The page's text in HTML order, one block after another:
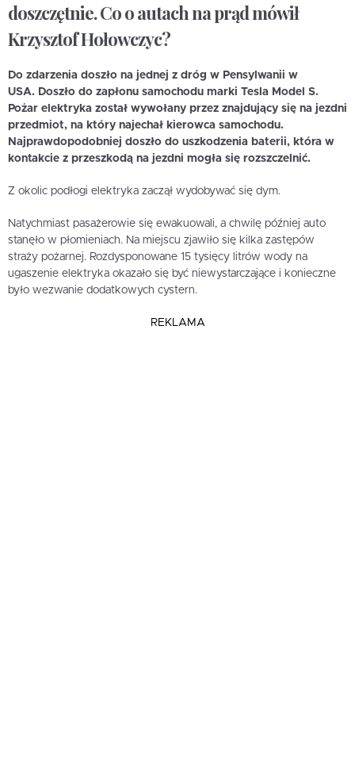
doszczętnie. Co o autach na prąd mówił
Krzysztof Hołowczyc?
Do zdarzenia doszło na jednej z dróg w Pensylwanii w
USA. Doszło do zapłonu samochodu marki Tesla Model S.
Pożar elektryka został wywołany przez znajdujący się na jezdni
przedmiot, na który najechał kierowca samochodu.
Najprawdopodobniej doszło do uszkodzenia baterii, która w
kontakcie z przeszkodą na jezdni mogła się rozszczelnić.
Z okolic podłogi elektryka zaczął wydobywać się dym.
Natychmiast pasażerowie się ewakuowali, a chwilę później auto
stanęło w płomieniach. Na miejscu zjawiło się kilka zastępów
straży pożarnej. Rozdysponowane 15 tysięcy litrów wody na
ugaszenie elektryka okazało się być niewystarczające i konieczne
było wezwanie dodatkowych cystern.
REKLAMA